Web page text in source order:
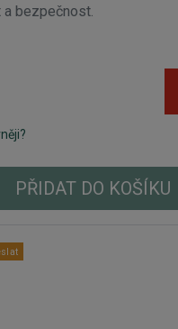
bezpečnost.
PŘIDAT DO KOŠÍKU